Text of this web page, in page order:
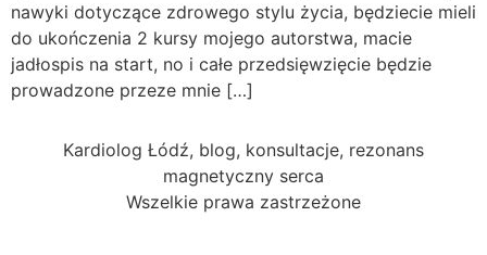
nawyki dotyczące zdrowego stylu życia, będziecie mieli
do ukończenia 2 kursy mojego autorstwa, macie
jadłospis na start, no i całe przedsięwzięcie będzie
prowadzone przeze mnie […]
Kardiolog Łódź, blog, konsultacje, rezonans
magnetyczny serca
Wszelkie prawa zastrzeżone